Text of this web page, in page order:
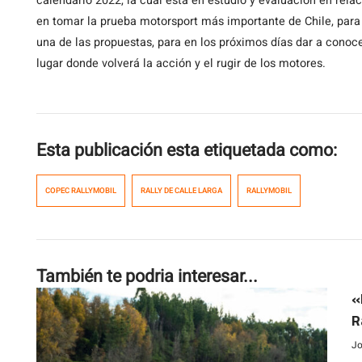
en tomar la prueba motorsport más importante de Chile,
una de las propuestas, para en los próximos días dar a
lugar donde volverá la acción y el rugir de los motores.
Esta publicación esta etiquetada como:
COPEC RALLYMOBIL RALLY DE CALLE LARGA RALLYMOBIL
También te podria interesar...